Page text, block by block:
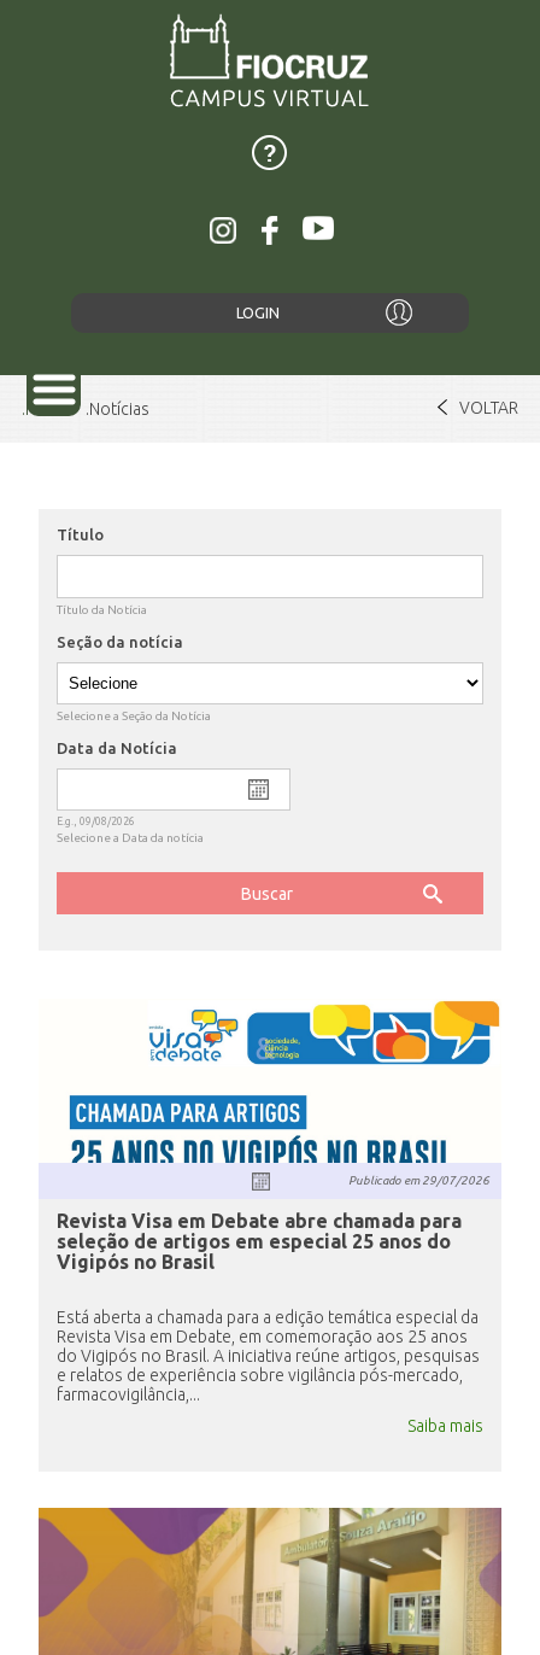
LOGIN
ENSINO
CURSOS
DOCUMENTOS
INSCRIÇÃO E SELEÇÃO
CONTATO
Home Notícias VOLTAR
Título
Título da Notícia
Seção da notícia
Selecione a Seção da Notícia
Data da Notícia
E.g., 09/08/2026
Selecione a Data da notícia
Publicado em29/07/2026
Revista Visa em Debate abre chamada para
seleção de artigos em especial 25 anos do
Vigipós no Brasil
Está aberta a chamada para a edição temática especial da
Revista Visa em Debate, em comemoração aos 25 anos
do Vigipós no Brasil. A iniciativa reúne artigos, pesquisas
e relatos de experiência sobre vigilância pós-mercado,
farmacovigilância,...
Saiba mais